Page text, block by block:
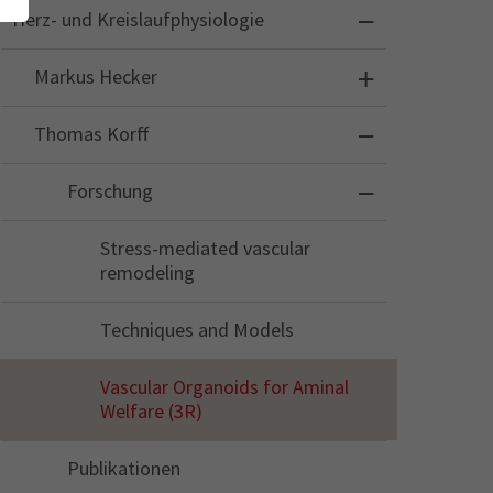
Herz- und Kreislaufphysiologie
Markus Hecker
Thomas Korff
Forschung
Stress-mediated vascular
remodeling
Techniques and Models
Vascular Organoids for Aminal
Welfare (3R)
Publikationen